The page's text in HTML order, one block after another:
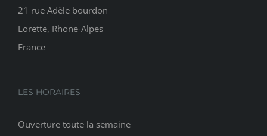
21 rue Adèle bourdon
Lorette, Rhone-Alpes
France
LES HORAIRES
Ouverture toute la semaine